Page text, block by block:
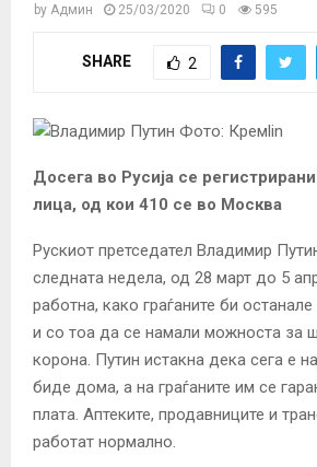
by Админ 25/03/2020 0 595
SHARE 2
Досега во Русија се
лица, од кои 410 се во Москва
Рускиот претседател Владимир
следната недела, од 28 март до 5
работна, како граѓаните би
и со тоа да се намали можноста за
корона. Путин истакна дека сега е
биде дома, а на граѓаните им се
плата. Аптеките, продавниците и
работат нормално.